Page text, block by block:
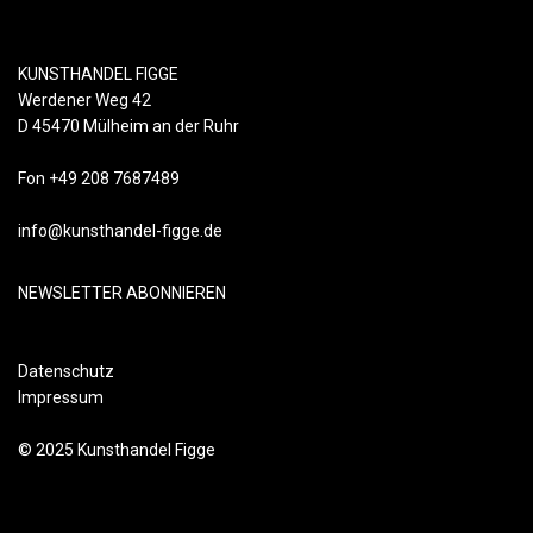
KUNSTHANDEL FIGGE
Werdener Weg 42
D 45470 Mülheim an der Ruhr
Fon +49 208 7687489
info@kunsthandel-figge.de
NEWSLETTER ABONNIEREN
Datenschutz
Impressum
© 2025 Kunsthandel Figge